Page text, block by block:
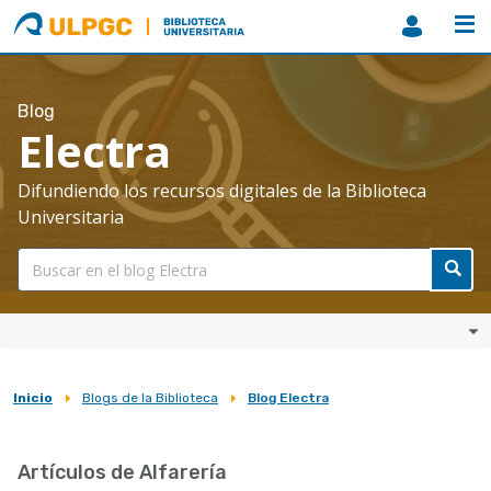
ULPGC
Biblioteca
ULPGC
Blog
Electra
Difundiendo los recursos digitales de la Biblioteca
Universitaria
Sobrescribir
de
Inicio Blogs de la Biblioteca Blog Electra
Artículos de Alfarería